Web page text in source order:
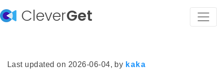
CleverGet
Last updated on 2026-06-04, by kaka